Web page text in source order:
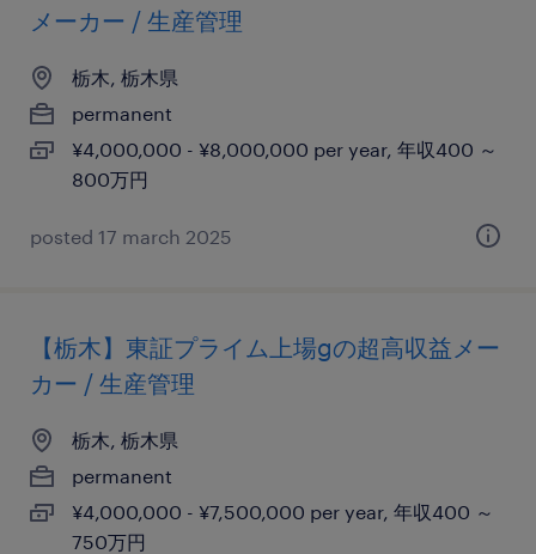
メーカー / 生産管理
栃木, 栃木県
permanent
¥4,000,000 - ¥8,000,000 per year, 年収400 ～
800万円
posted 17 march 2025
【栃木】東証プライム上場gの超高収益メー
カー / 生産管理
栃木, 栃木県
permanent
¥4,000,000 - ¥7,500,000 per year, 年収400 ～
750万円